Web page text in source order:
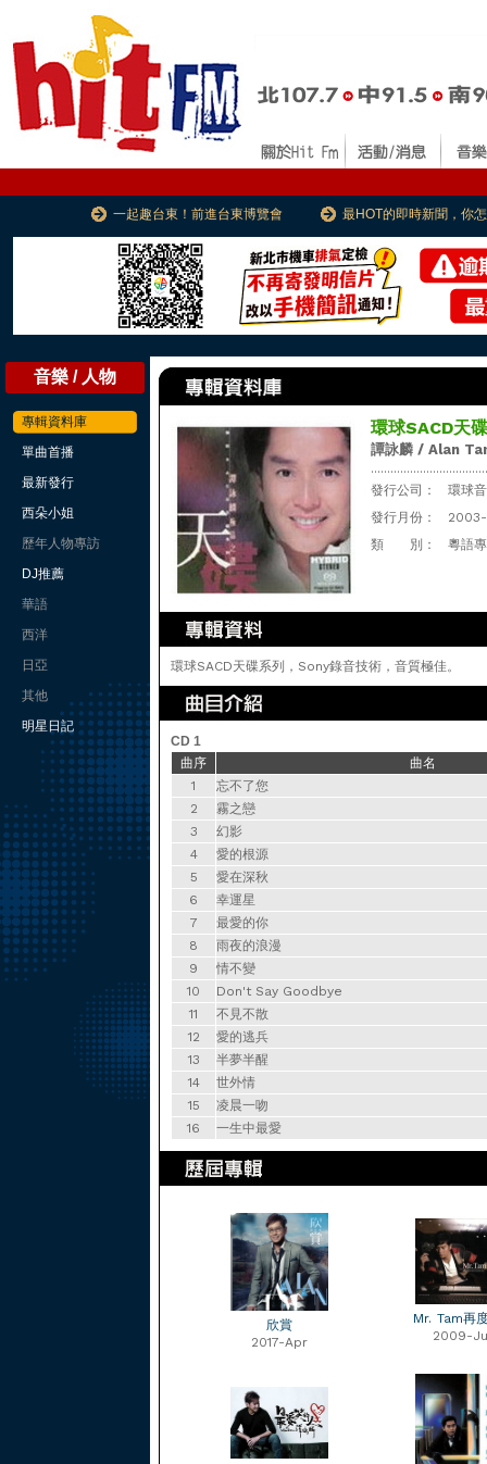
一起趣台東！前進台東博覽會 最HOT的即時新聞，你
音樂 / 人物
專輯資料庫
單曲首播
最新發行
西朵小姐
歷年人物專訪
DJ推薦
華語
西洋
日亞
其他
明星日記
環球SACD天
譚詠麟 / Alan
發行公司：
環球
發行月份：
類 別：
粵語
環球SACD天碟系列，Sony錄音技術，音質極佳。
CD 1
曲序
曲名
1
忘不了您
2
霧之戀
3
幻影
4
愛的根源
5
愛在深秋
6
幸運星
7
最愛的你
8
雨夜的浪漫
9
情不變
10
Don't Say Goodbye
11
不見不散
12
愛的逃兵
13
半夢半醒
14
世外情
15
凌晨一吻
16
一生中最愛
欣賞
2017-Apr
Mr. Tam再
2009-